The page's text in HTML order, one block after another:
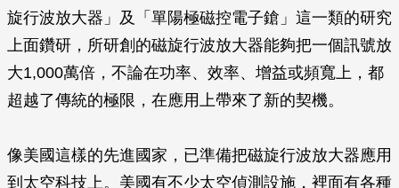
旋行波放大器」及「單陽極磁控電子鎗」這一類的研究
上面鑽研，所研創的磁旋行波放大器能夠把一個訊號放
大1,000萬倍，不論在功率、效率、增益或頻寬上，都
超越了傳統的極限，在應用上帶來了新的契機。
像美國這樣的先進國家，已準備把磁旋行波放大器應用
到太空科技上。美國有不少太空偵測設施，裡面有各種